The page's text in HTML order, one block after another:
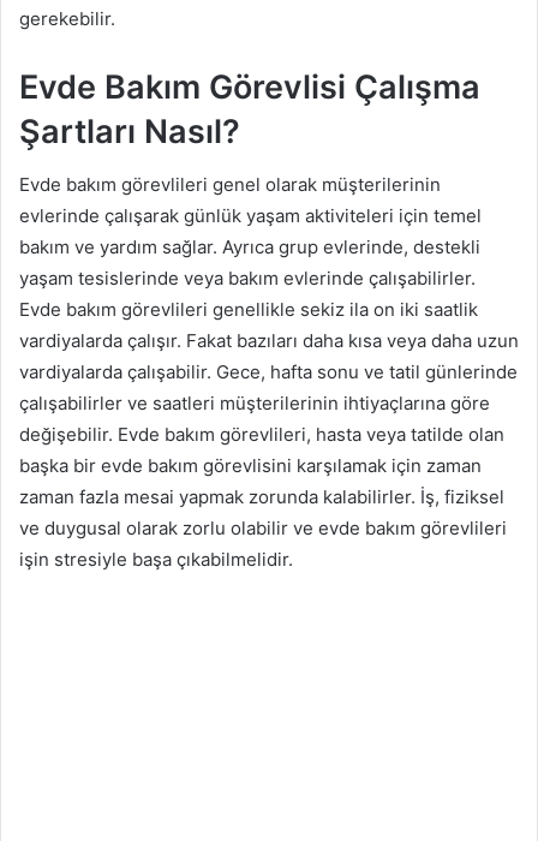
gerekebilir.
Evde Bakım Görevlisi Çalışma
Şartları Nasıl?
Evde bakım görevlileri genel olarak müşterilerinin
evlerinde çalışarak günlük yaşam aktiviteleri için temel
bakım ve yardım sağlar. Ayrıca grup evlerinde, destekli
yaşam tesislerinde veya bakım evlerinde çalışabilirler.
Evde bakım görevlileri genellikle sekiz ila on iki saatlik
vardiyalarda çalışır. Fakat bazıları daha kısa veya daha uzun
vardiyalarda çalışabilir. Gece, hafta sonu ve tatil günlerinde
çalışabilirler ve saatleri müşterilerinin ihtiyaçlarına göre
değişebilir. Evde bakım görevlileri, hasta veya tatilde olan
başka bir evde bakım görevlisini karşılamak için zaman
zaman fazla mesai yapmak zorunda kalabilirler. İş, fiziksel
ve duygusal olarak zorlu olabilir ve evde bakım görevlileri
işin stresiyle başa çıkabilmelidir.